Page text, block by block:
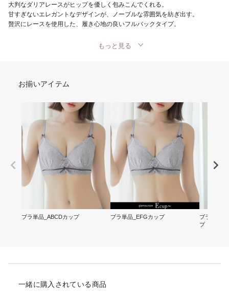
大判なダリアレースがヒップを優しく包みこんでくれる。
甘すぎないエレガントなデザインが、ノーブルな雰囲気を紡ぎ出す。
贅沢にレースを使用した、履き心地の良いフルバックタイプ。
もっと見る
お揃いアイテム
ブラ単品_ABCDカップ ブラ単品_EFGカップ
ブラ&ショ
プ
一緒に購入されている商品